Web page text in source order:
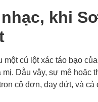
khi
cú lột xác táo bạo
Dẫu vậy, sự mê hoặc
cô đơn, day dứt, và cả